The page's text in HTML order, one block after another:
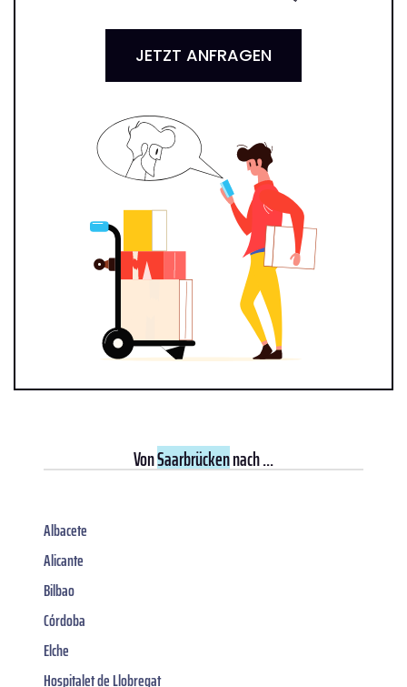
JETZT ANFRAGEN
VonSaarbrückennach ...
Albacete
Alicante
Bilbao
Córdoba
Elche
Hospitalet de Llobregat